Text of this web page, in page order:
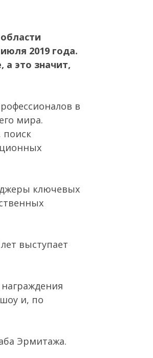
2019 года.
а это значит,
в
мира.
поиск
ключевых
выступает
и, по
Эрмитажа.